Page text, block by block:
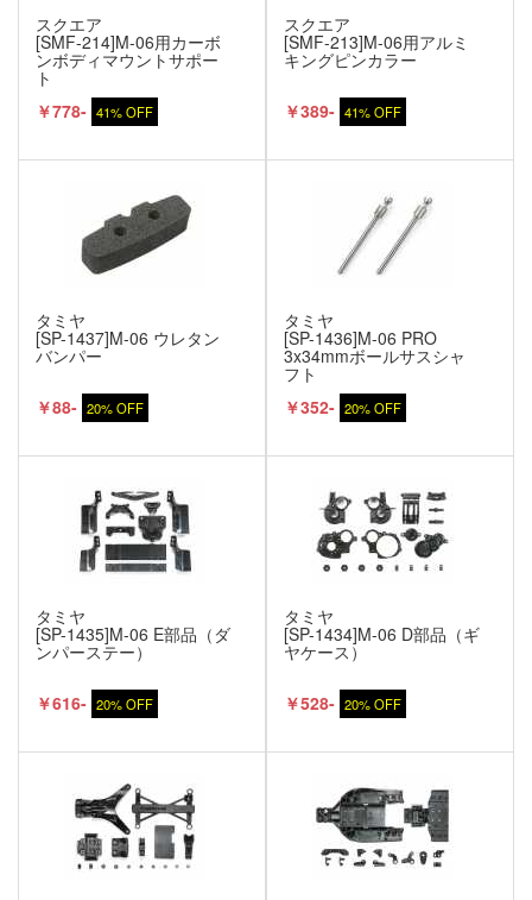
スクエア
[SMF-214]M-06用カーボ
ンボディマウントサポー
ト
￥778- 41% OFF
スクエア
[SMF-213]M-06用アルミ
キングピンカラー
￥389- 41% OFF
タミヤ
[SP-1437]M-06 ウレタン
バンパー
￥88- 20% OFF
タミヤ
[SP-1436]M-06 PRO
3x34mmボールサスシャ
フト
￥352- 20% OFF
タミヤ
[SP-1435]M-06 E部品（ダ
ンパーステー）
￥616- 20% OFF
タミヤ
[SP-1434]M-06 D部品（ギ
ヤケース）
￥528- 20% OFF